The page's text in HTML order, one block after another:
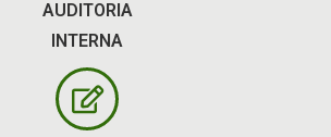
AUDITORIA
INTERNA